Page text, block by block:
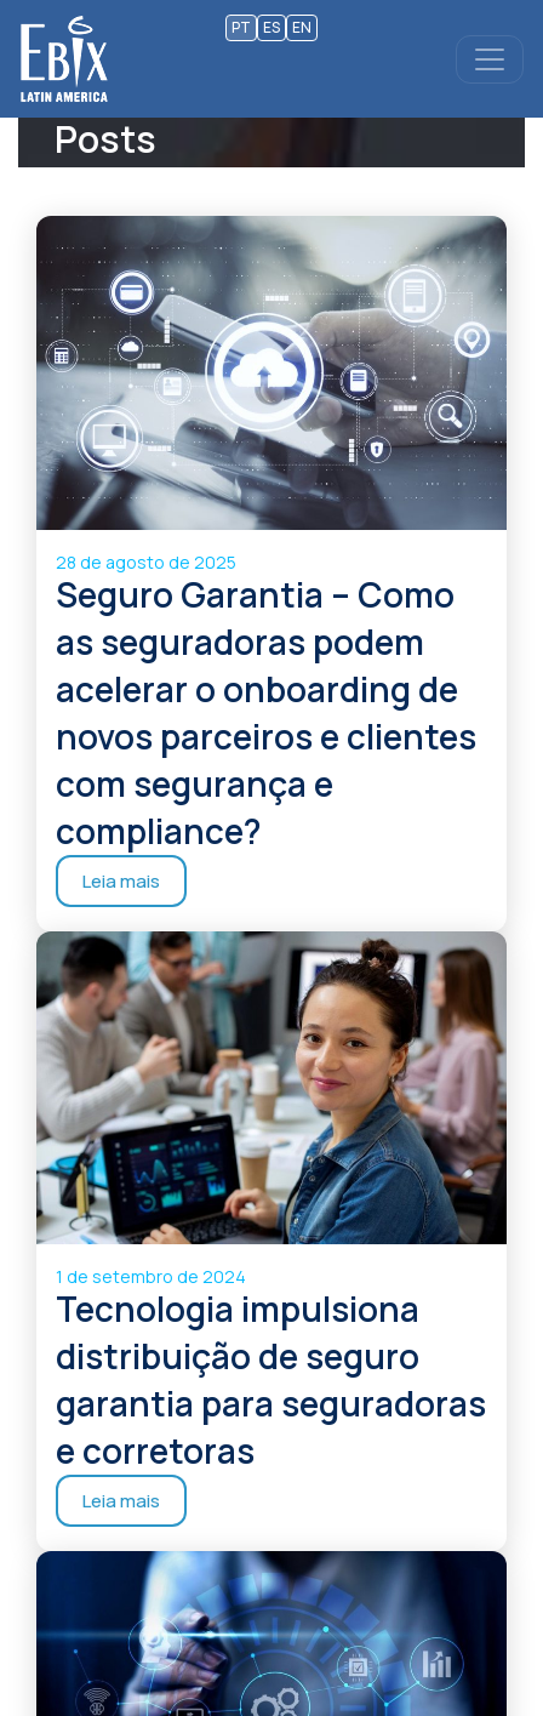
PT ES EN
Posts
28 de agosto de 2025
Seguro Garantia – Como
as seguradoras podem
acelerar o onboarding de
novos parceiros e clientes
com segurança e
compliance?
Leia mais
1 de setembro de 2024
Tecnologia impulsiona
distribuição de seguro
garantia para seguradoras
e corretoras
Leia mais